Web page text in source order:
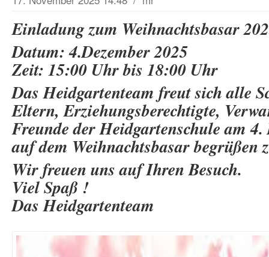
Einladung zum Weihnachtsbasar
Datum: 4.Dezember 2025
Zeit: 15:00 Uhr bis 18:00 Uhr
Das Heidgartenteam freut sich alle
Eltern, Erziehungsberechtigte,
Freunde der Heidgartenschule am 4.
auf dem Weihnachtsbasar begrüßen
Wir freuen uns auf Ihren Besuch.
Viel Spaß !
Das Heidgartenteam